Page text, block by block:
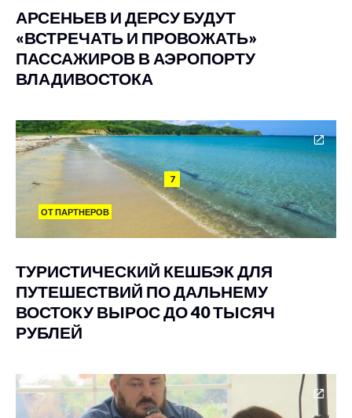
АРСЕНЬЕВ И ДЕРСУ БУДУТ
«ВСТРЕЧАТЬ И ПРОВОЖАТЬ»
ПАССАЖИРОВ В АЭРОПОРТУ
ВЛАДИВОСТОКА
7
ОТ ПАРТНЕРОВ
ТУРИСТИЧЕСКИЙ КЕШБЭК ДЛЯ
ПУТЕШЕСТВИЙ ПО ДАЛЬНЕМУ
ВОСТОКУ ВЫРОС ДО 40 ТЫСЯЧ
РУБЛЕЙ